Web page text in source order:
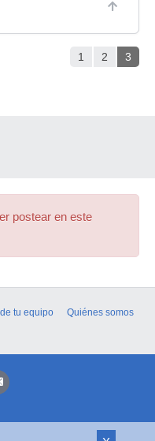
1 2 3
postear en este
tu equipo
Quiénes somos